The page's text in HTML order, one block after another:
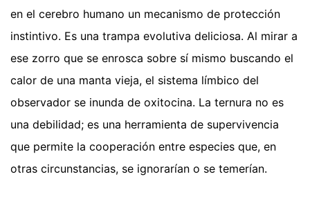
en el cerebro humano un mecanismo de protección
instintivo. Es una trampa evolutiva deliciosa. Al mirar a
ese zorro que se enrosca sobre sí mismo buscando el
calor de una manta vieja, el sistema límbico del
observador se inunda de oxitocina. La ternura no es
una debilidad; es una herramienta de supervivencia
que permite la cooperación entre especies que, en
otras circunstancias, se ignorarían o se temerían.